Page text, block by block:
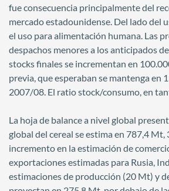
fue consecuencia principalmente del
mercado estadounidense. Del lado del
el uso para alimentación humana. Las
despachos menores a los anticipados
stocks finales se incrementan en
previa, que esperaban se mantenga en
2007/08. El ratio stock/consumo, en
La hoja de balance a nivel global
global del cereal se estima en 787,4
incremento en la estimación de
exportaciones estimadas para Rusia,
estimaciones de producción (20 Mt) y